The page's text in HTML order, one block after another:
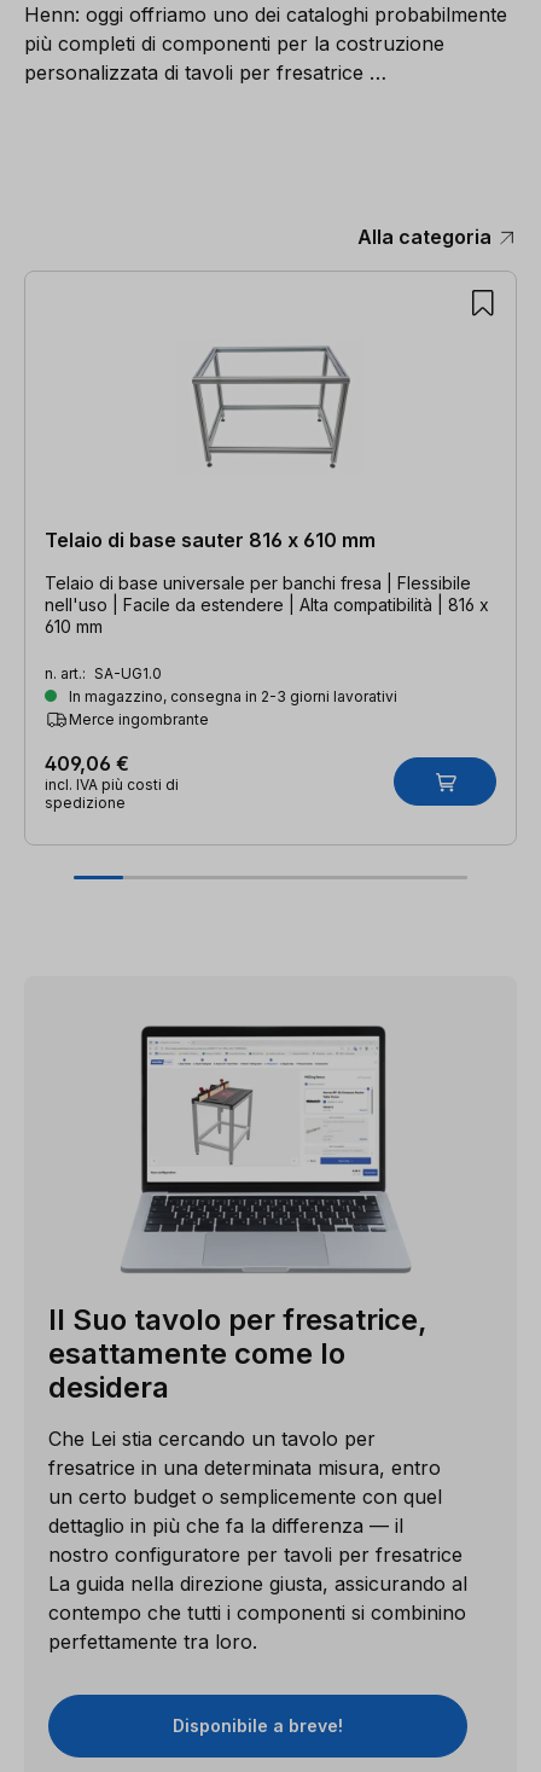
Henn: oggi offriamo uno dei cataloghi probabilmente
più completi di componenti per la costruzione
personalizzata di tavoli per fresatrice …
Alla categoria
Salta la galleria dei prodotti
Telaio di base sauter 816 x 610 mm
Telaio di base universale per banchi fresa | Flessibile
nell'uso | Facile da estendere | Alta compatibilità | 816 x
610 mm
n. art.: SA-UG1.0
In magazzino, consegna in 2-3 giorni lavorativi
Merce ingombrante
409,06 €
incl. IVA più costi di
spedizione
Il Suo tavolo per fresatrice,
esattamente come lo
desidera
Che Lei stia cercando un tavolo per
fresatrice in una determinata misura, entro
un certo budget o semplicemente con quel
dettaglio in più che fa la differenza — il
nostro configuratore per tavoli per fresatrice
La guida nella direzione giusta, assicurando al
contempo che tutti i componenti si combinino
perfettamente tra loro.
Disponibile a breve!